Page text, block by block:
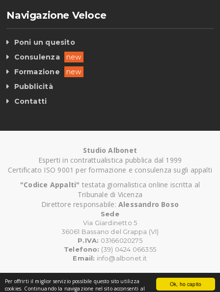
Ok, ho capito
Per offrirti il miglior servizio possibile questo sito utilizza
cookies. Continuando la navigazione nel sito acconsenti al
Navigazione Veloce
Poni un quesito
Consulenza
new
Formazione
new
Pubblicità
Contatti
Studio Albonet
Esperti in contrattualistica pubblica dal 1999
Certificato ISO 9001 per formazione e consulenza sugli appalti
"Codice Appalti" testata giornalistica online iscritta al
Tribunale di Vicenza
Direttore responsabile: Alessandro Boso
Sede
Via Giardinetto 5
36061 Bassano del Grappa (VI)
P.IVA: 03166020275
Telefono: (39) 0424 066355
Email: info@albonet.it
©Copyright CodiceAppalti.it. Tutti i diritti riservati.